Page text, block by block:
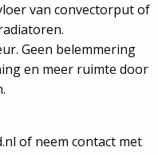
van convectorput of
Geen belemmering
en meer ruimte door
of neem contact met